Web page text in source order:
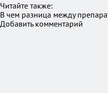
Читайте также:
В чем разница между
Добавить комментарий